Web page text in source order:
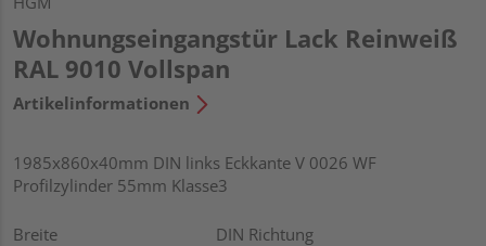
Wohnungseingangstür Lack Reinweiß
RAL 9010 Vollspan
Artikelinformationen
1985x860x40mm DIN links Eckkante V 0026 WF
Profilzylinder 55mm Klasse3
Breite DIN Richtung